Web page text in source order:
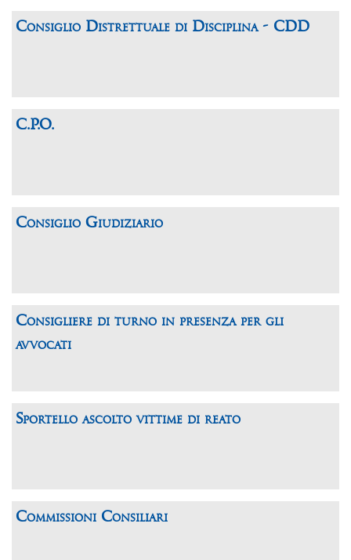
Consiglio Distrettuale di Disciplina - CDD
C.P.O.
Consiglio Giudiziario
Consigliere di turno in presenza per gli
avvocati
Sportello ascolto vittime di reato
Commissioni Consiliari